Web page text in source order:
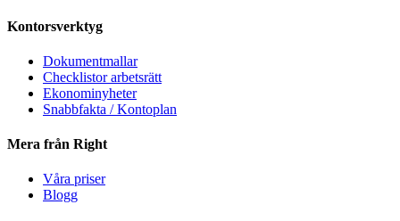
Kontorsverktyg
Dokumentmallar
Checklistor arbetsrätt
Ekonominyheter
Snabbfakta / Kontoplan
Mera från Right
Våra priser
Blogg